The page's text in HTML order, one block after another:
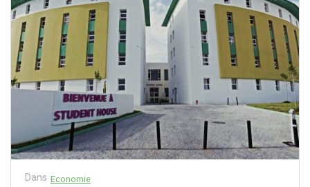
Dans Economie